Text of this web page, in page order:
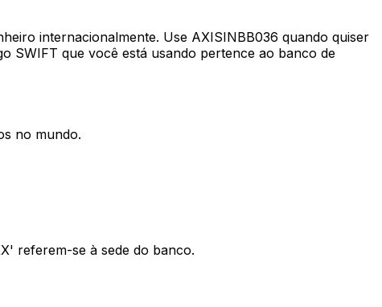
internacionalmente. Use AXISINBB036 quando quiser
SWIFT que você está usando pertence ao banco de
no mundo.
referem-se à sede do banco.